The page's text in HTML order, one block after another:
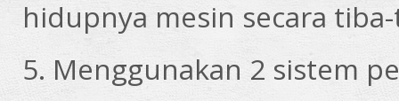
hidupnya mesin secara
5. Menggunakan 2 sistem